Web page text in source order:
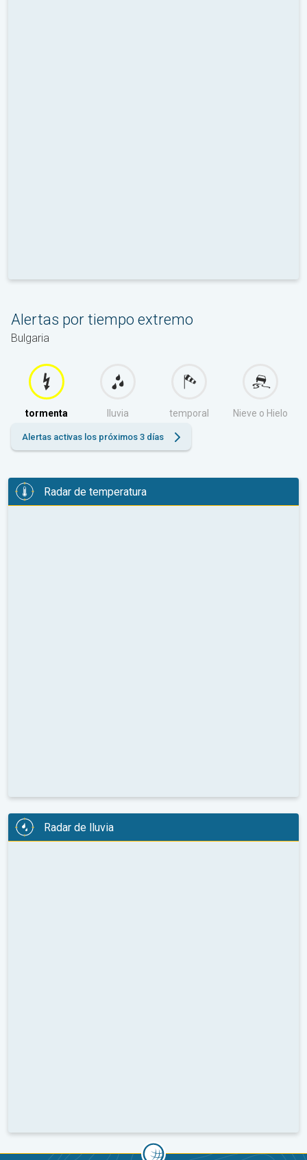
Alertas por tiempo extremo
Bulgaria
tormenta lluvia temporal Nieve o Hielo
Alertas activas los próximos 3 días
Radar de temperatura
Radar de lluvia